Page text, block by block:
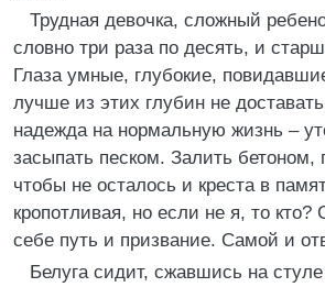
Трудная девочка, сложный
словно три раза по десять, и
Глаза умные, глубокие,
лучше из этих глубин не
надежда на нормальную жизнь –
засыпать песком. Залить бетоном,
чтобы не осталось и креста в
кропотливая, но если не я, то
себе путь и призвание. Самой и
Белуга сидит, сжавшись на